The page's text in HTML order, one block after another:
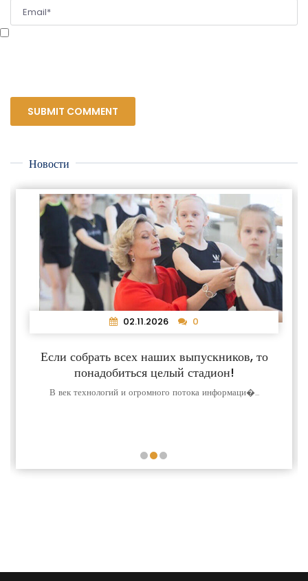
Новости
02.11.2026 0
Если собрать всех наших выпускников, то
понадобиться целый стадион!
В век технологий и огромного потока информаци�...